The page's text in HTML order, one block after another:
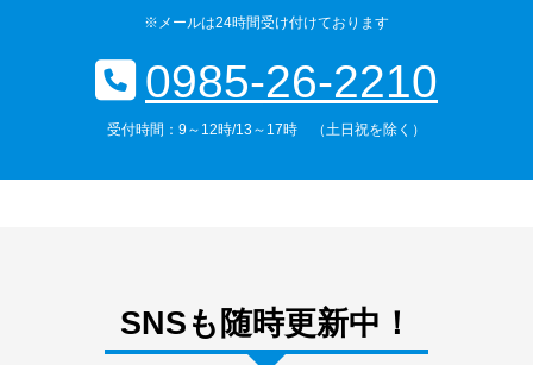
※メールは24時間受け付けております
0985-26-2210
受付時間：9～12時/13～17時 （土日祝を除く）
SNSも随時更新中！